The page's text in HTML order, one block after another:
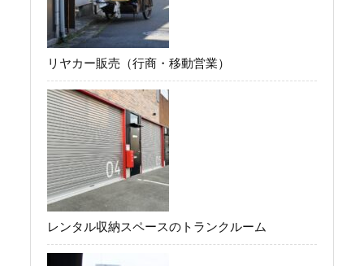
リヤカー販売（行商・移動営業）
レンタル収納スペースのトランクルーム